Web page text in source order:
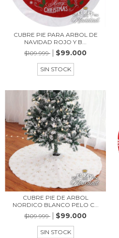
CUBRE PIE PARA ARBOL DE
NAVIDAD ROJO Y B...
$109.999
$99.000
SIN STOCK
CUBRE PIE DE ARBOL
NORDICO BLANCO PELO C...
$109.999
$99.000
SIN STOCK